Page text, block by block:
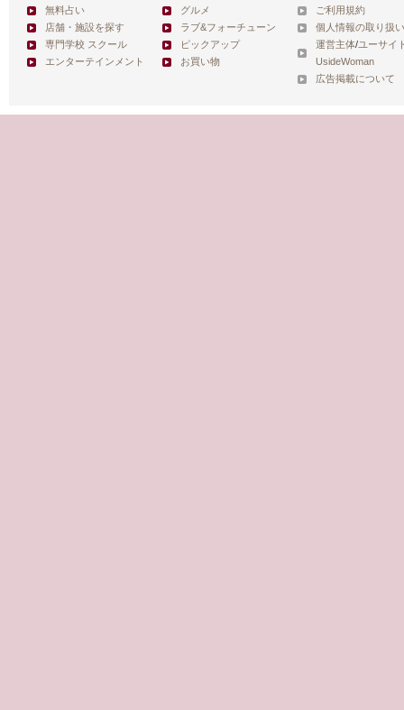
無料占い
店舗・施設を探す
専門学校 スクール
エンターテインメント
グルメ
ラブ&フォーチューン
ピックアップ
お買い物
ご利用規約
個人情報の取り扱
運営主体/ユーサイ
UsideWoman
広告掲載について